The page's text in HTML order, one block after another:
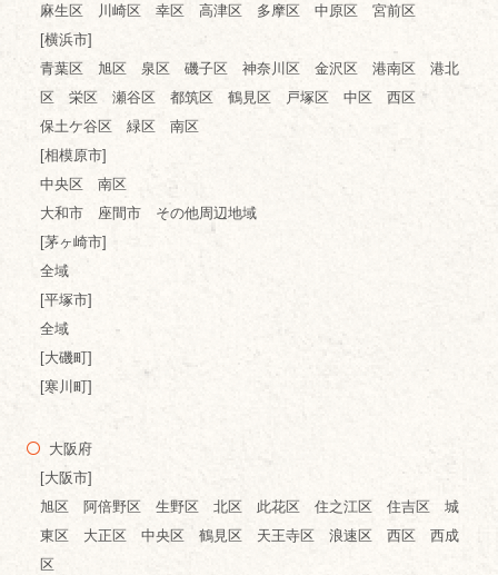
麻生区 川崎区 幸区 高津区 多摩区 中原区 宮前区
[横浜市]
青葉区 旭区 泉区 磯子区 神奈川区 金沢区 港南区 港北
区 栄区 瀬谷区 都筑区 鶴見区 戸塚区 中区 西区
保土ケ谷区 緑区 南区
[相模原市]
中央区 南区
大和市 座間市 その他周辺地域
[茅ヶ崎市]
全域
[平塚市]
全域
[大磯町]
[寒川町]
大阪府
[大阪市]
旭区 阿倍野区 生野区 北区 此花区 住之江区 住吉区 城
東区 大正区 中央区 鶴見区 天王寺区 浪速区 西区 西成
区